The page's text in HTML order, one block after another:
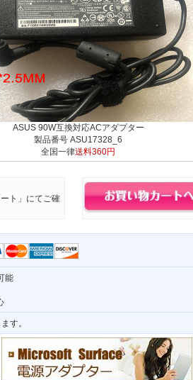
ASUS 90W互換対応ACアダプター
製品番号 ASU17328_6
全国一律送料360円
ト」にてご確
能
す。